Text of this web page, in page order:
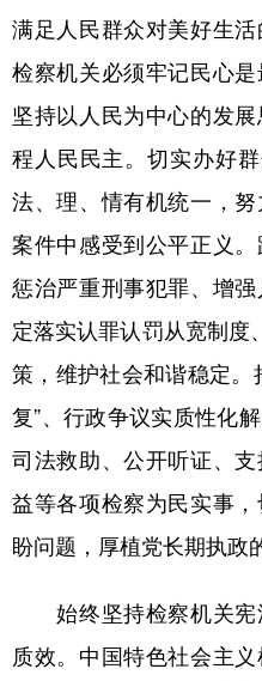
满足人民群众对美好生
检察机关必须牢记民心
坚持以人民为中心的发
程人民民主。切实办好
法、理、情有机统一，
案件中感受到公平正义
惩治严重刑事犯罪、增
定落实认罪认罚从宽制度
策，维护社会和谐稳定。
复”、行政争议实质性化
司法救助、公开听证、
益等各项检察为民实事
盼问题，厚植党长期执政
始终坚持检察机关宪
质效。中国特色社会主